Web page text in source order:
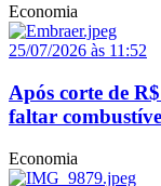
Economia
25/07/2026 às 11:52
Após corte de
faltar
Economia